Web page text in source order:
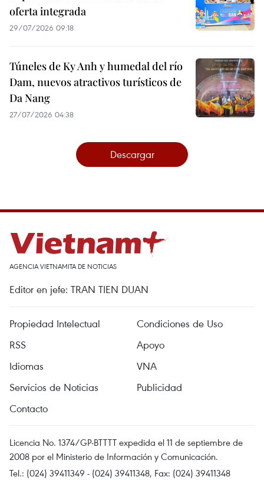
oferta integrada
29/07/2026 09:18
Túneles de Ky Anh y humedal del río
Dam, nuevos atractivos turísticos de
Da Nang
27/07/2026 04:38
Descargar
AGENCIA VIETNAMITA DE NOTICIAS
Editor en jefe: TRAN TIEN DUAN
Propiedad Intelectual
Condiciones de Uso
RSS
Apoyo
Idiomas
VNA
Servicios de Noticias
Publicidad
Contacto
Licencia No. 1374/GP-BTTTT expedida el 11 de septiembre de
2008 por el Ministerio de Información y Comunicación.
Tel.: (024) 39411349 - (024) 39411348, Fax: (024) 39411348